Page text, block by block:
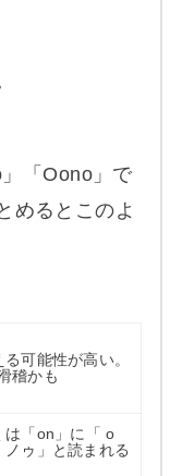
「Oono」で
めるとこのよ
可能性が高い。
稽かも
は「on」に「 o
ノゥ」と読まれる